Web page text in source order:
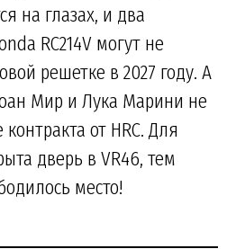
на глазах, и два
RC214V могут не
решетке в 2027 году. А
Мир и Лука Марини не
от HRC. Для
дверь в VR46, тем
место!